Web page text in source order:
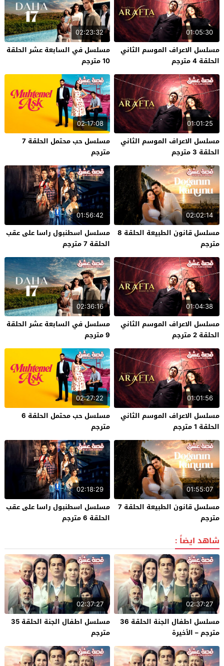
01:05:30
مسلسل الاعراف الموسم الثاني
الحلقة 4 مترجم
02:23:32
مسلسل في السابعة عشر الحلقة
10 مترجم
01:01:25
مسلسل الاعراف الموسم الثاني
الحلقة 3 مترجم
02:17:08
مسلسل حب محتمل الحلقة 7
مترجم
02:02:14
مسلسل قانون الطبيعة الحلقة 8
مترجم
01:56:42
مسلسل اسطنبول راسا على عقب
الحلقة 7 مترجم
01:04:38
مسلسل الاعراف الموسم الثاني
الحلقة 2 مترجم
02:36:16
مسلسل في السابعة عشر الحلقة
9 مترجم
01:01:56
مسلسل الاعراف الموسم الثاني
الحلقة 1 مترجم
02:27:22
مسلسل حب محتمل الحلقة 6
مترجم
01:55:07
مسلسل قانون الطبيعة الحلقة 7
مترجم
02:18:29
مسلسل اسطنبول راسا على عقب
الحلقة 6 مترجم
شاهد ايضاً :
02:37:27
مسلسل اطفال الجنة الحلقة 36
مترجم – الأخيرة
02:37:27
مسلسل اطفال الجنة الحلقة 35
مترجم